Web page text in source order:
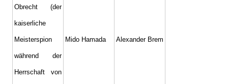
Obrecht (der
kaiserliche
Meisterspion
während der
Herrschaft von
Mido Hamada Alexander Brem